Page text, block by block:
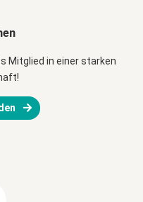
Mitglied in einer starken